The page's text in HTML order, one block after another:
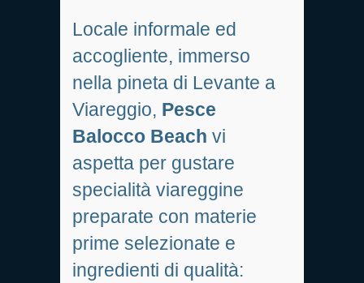
Locale informale ed
accogliente, immerso
nella pineta di Levante a
Viareggio, Pesce
Balocco Beach vi
aspetta per gustare
specialità viareggine
preparate con materie
prime selezionate e
ingredienti di qualità: